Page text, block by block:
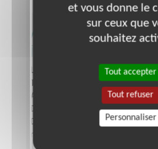
Actions de prévention
jeunes
Lieu :
TOULON (83000)
Opération de
Association :
Mouvement du
Date :
Tout le temps
Disponibilité demandée :
mois (jours ouvrables)
et vous donne le
sur ceux que
souhaitez
Tout accepter
Tout refuser
Personnaliser